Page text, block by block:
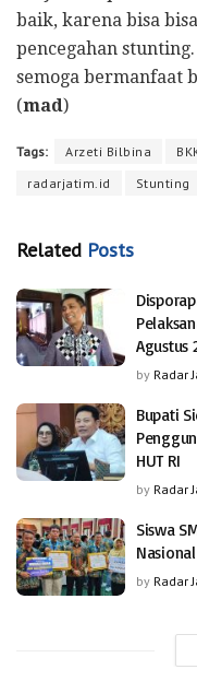
baik, karena bisa
pencegahan
semoga bermanfaat
(mad)
Tags: Arzeti Bilbina
radarjatim.id
Stunting
Related Posts
Agustus
by Radar
Bupati
HUT RI
by Radar
Siswa
by Radar